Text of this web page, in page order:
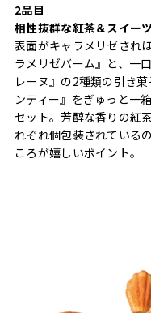
2品目
相性抜群な紅茶＆スイー
表面がキャラメリゼされ
ラメリゼバーム』と、一
レーヌ』の2種類の引き
ンティー』をぎゅっと一
セット。芳醇な香りの紅
れぞれ個包装されている
ころが嬉しいポイント。